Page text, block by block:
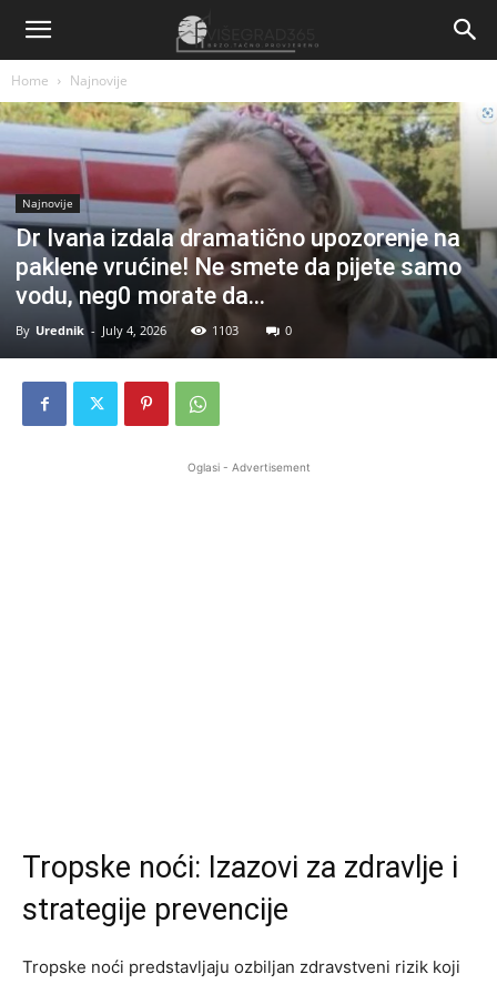
Home Najnovije
Najnovije
Dr Ivana izdala dramatično upozorenje na
paklene vrućine! Ne smete da pijete samo
vodu, neg0 morate da…
By Urednik - July 4, 2026 1103 0
Oglasi - Advertisement
Tropske noći: Izazovi za zdravlje i
strategije prevencije
Tropske noći predstavljaju ozbiljan zdravstveni rizik koji